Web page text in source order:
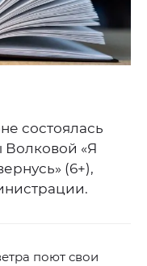
состоялась
Волковой «Я
(6+),
поют свои